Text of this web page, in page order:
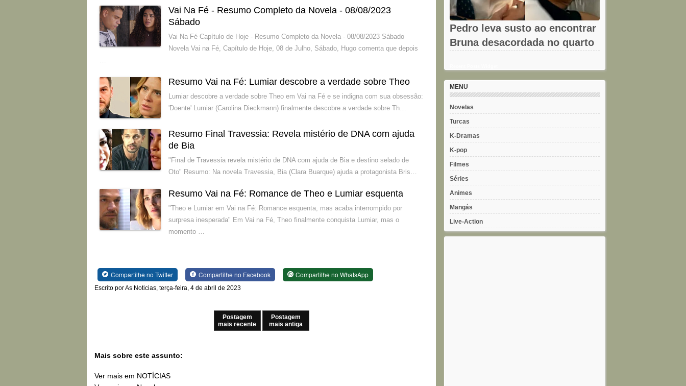
Vai Na Fé - Resumo Completo da Novela - 08/08/2023
Sábado
Vai Na Fé Capítulo de Hoje - Resumo Completo da Novela - 08/08/2023 Sábado
Novela Vai na Fé, Capítulo de Hoje, 08 de Julho, Sábado, Hugo comenta que depois
…
Resumo Vai na Fé: Lumiar descobre a verdade sobre Theo
Lumiar descobre a verdade sobre Theo em Vai na Fé e se indigna com sua obsessão:
'Doente' Lumiar (Carolina Dieckmann) finalmente descobre a verdade sobre Th…
Resumo Final Travessia: Revela mistério de DNA com ajuda
de Bia
"Final de Travessia revela mistério de DNA com ajuda de Bia e destino selado de
Oto" Resumo: Na novela Travessia, Bia (Clara Buarque) ajuda a protagonista Bris…
Resumo Vai na Fé: Romance de Theo e Lumiar esquenta
"Theo e Lumiar em Vai na Fé: Romance esquenta, mas acaba interrompido por
surpresa inesperada" Em Vai na Fé, Theo finalmente conquista Lumiar, mas o
momento …
Compartilhe no Twitter Compartilhe no Facebook Compartilhe no WhatsApp
Escrito por As Noticias, terça-feira, 4 de abril de 2023
Postagem
mais recente
Postagem
mais antiga
Mais sobre este assunto:
Ver mais em NOTÍCIAS
Pedro leva susto ao encontrar
Bruna desacordada no quarto
MENU
Novelas
Turcas
K-Dramas
K-pop
Filmes
Séries
Animes
Mangás
Live-Action